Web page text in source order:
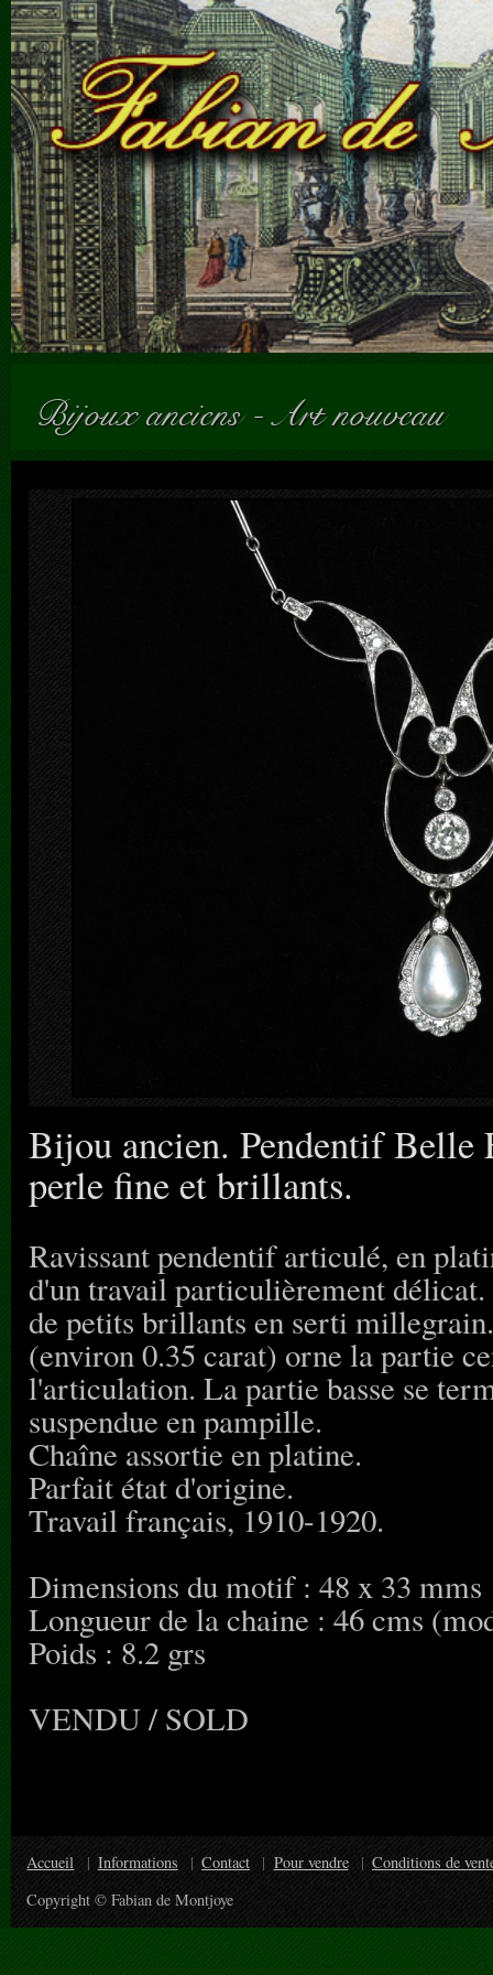
Bijoux anciens Art nouveau
Bijou ancien. Pendentif Belle
perle fine et brillants.
Ravissant pendentif articulé, en
d'un travail particulièrement délicat.
de petits brillants en serti
(environ 0.35 carat) orne la partie
l'articulation. La partie basse se
suspendue en pampille.
Chaîne assortie en platine.
Parfait état d'origine.
Travail français, 1910-1920.
Dimensions du motif : 48 x 33 mms
Longueur de la chaine : 46 cms
Poids : 8.2 grs
VENDU / SOLD
Accueil Informations Contact Pour vendre
Conditions de
Copyright © Fabian de Montjoye